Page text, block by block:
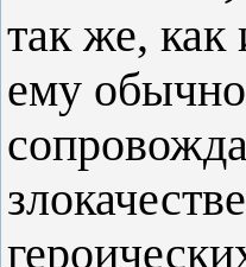
так же, как
ему обычно